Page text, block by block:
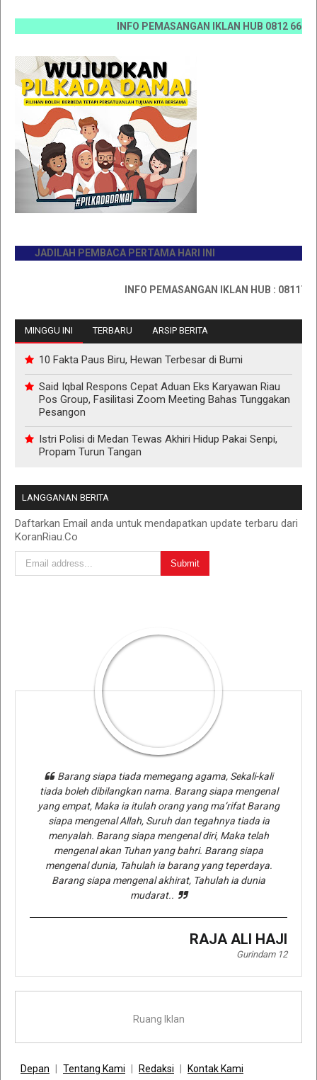
INFO PEMASANGAN IKLAN HUB 0812 6670
JADILAH PEMBACA PERTAMA HARI INI
INFO PEMASANGAN IKLAN HUB : 0811767335
MINGGU INI TERBARU ARSIP BERITA
10 Fakta Paus Biru, Hewan Terbesar di Bumi
Said Iqbal Respons Cepat Aduan Eks Karyawan Riau
Pos Group, Fasilitasi Zoom Meeting Bahas Tunggakan
Pesangon
Istri Polisi di Medan Tewas Akhiri Hidup Pakai Senpi,
Propam Turun Tangan
LANGGANAN BERITA
Daftarkan Email anda untuk mendapatkan update terbaru dari
KoranRiau.Co
Barang siapa tiada memegang agama, Sekali-kali
tiada boleh dibilangkan nama. Barang siapa mengenal
yang empat, Maka ia itulah orang yang ma’rifat Barang
siapa mengenal Allah, Suruh dan tegahnya tiada ia
menyalah. Barang siapa mengenal diri, Maka telah
mengenal akan Tuhan yang bahri. Barang siapa
mengenal dunia, Tahulah ia barang yang teperdaya.
Barang siapa mengenal akhirat, Tahulah ia dunia
mudarat..
RAJA ALI HAJI
Gurindam 12
Ruang Iklan
Depan Tentang Kami Redaksi
Kontak Kami